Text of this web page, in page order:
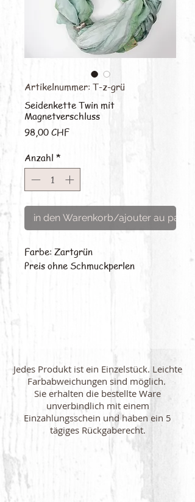
Artikelnummer: T-z-grü
Seidenkette Twin mit
Magnetverschluss
98,00 CHFPreis
Anzahl *
in den Warenkorb/ajouter au panier
Farbe: Zartgrün
Preis ohne Schmuckperlen
Jedes Produkt ist ein Einzelstück. Leichte
Farbabweichungen sind möglich.
Sie erhalten die bestellte Ware
unverbindlich mit einem
Einzahlungsschein und haben ein 5
tägiges Rückgaberecht.